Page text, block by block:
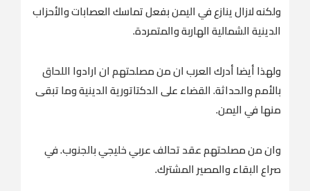
ولكنه لازال ينازع في اليمن بفعل تماسك العصابات والأحزاب
الدينية الشمالية الهاربة والمتمردة.
ولهذا أيضا أدرك العرب ان من مصلحتهم ان ارادوا اللحاق
بالأمم والحداثة. القضاء على الدكتاتورية الدينية وما تبقى
منها في اليمن.
وان من مصلحتهم عقد تحالف عربي خليجي بالجنوب. في
صراع البقاء والمصير المشترك.